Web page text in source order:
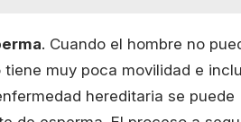
. Cuando el hombre no
tiene muy poca movilidad e
hereditaria se puede